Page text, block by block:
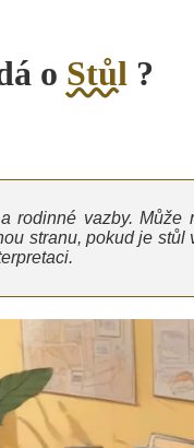
o Stůl ?
rodinné vazby. Může
stranu, pokud je